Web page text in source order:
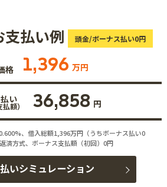
支払い例 頭金/ボーナス払い0円
格 1,396 万円
い
額） 36,858 円
、借入総額1,396万円（うちボーナス払い0
済方式、ボーナス支払額（初回）0円
いシミュレーション